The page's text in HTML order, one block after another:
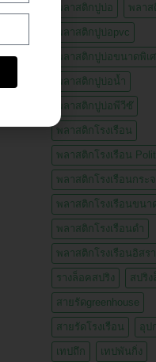
พลาสติกปูบ่อ พลาส
พลาสติกปูบ่อpvc
พลาสติกปูบ่อขนาดพิเ
พลาสติกปูบ่อน้ำ
พลาสติกปูบ่อพีวีซ๊
พลาสติกโรงเรือน
พลาสติกโรงเรือน
พลาสติกโรงเรือนกระ
พลาสติกโรงเรือนขนา
พลาสติกโรงเรือนดำ
พลาสติกโรงเรือนอิสรา
รางล็อคสปริง สปริง
สายรัดgreenhouse
สายรัดโรงเรือน อุป
เทปถึก เทปพันกิ่ง